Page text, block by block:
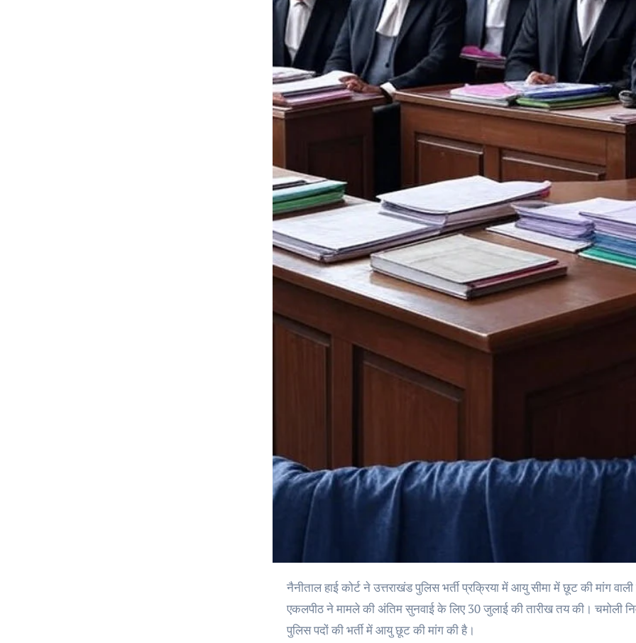
नैनीताल हाई कोर्ट ने उत्तराखंड पुलिस भर्ती प्रक्रिया में आयु सीमा में छूट की मांग वाली याचिका पर सुनवाई की। न्यायमूर्ति राकेश थपलियाल की
एकलपीठ ने मामले की अंतिम सुनवाई के लिए 30 जुलाई की तारीख तय की। चमोली
पुलिस पदों की भर्ती में आयु छूट की मांग की है।